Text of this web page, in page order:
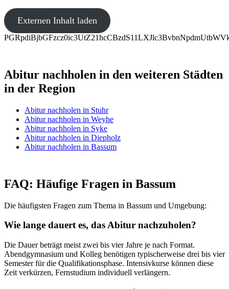
Externen Inhalt laden
Abitur nachholen in den weiteren Städten
in der Region
Abitur nachholen in Stuhr
Abitur nachholen in Weyhe
Abitur nachholen in Syke
Abitur nachholen in Diepholz
Abitur nachholen in Bassum
FAQ: Häufige Fragen in Bassum
Die häufigsten Fragen zum Thema in Bassum und Umgebung:
Wie lange dauert es, das Abitur nachzuholen?
Die Dauer beträgt meist zwei bis vier Jahre je nach Format.
Abendgymnasium und Kolleg benötigen typischerweise drei bis vier
Semester für die Qualifikationsphase. Intensivkurse können diese
Zeit verkürzen, Fernstudium individuell verlängern.